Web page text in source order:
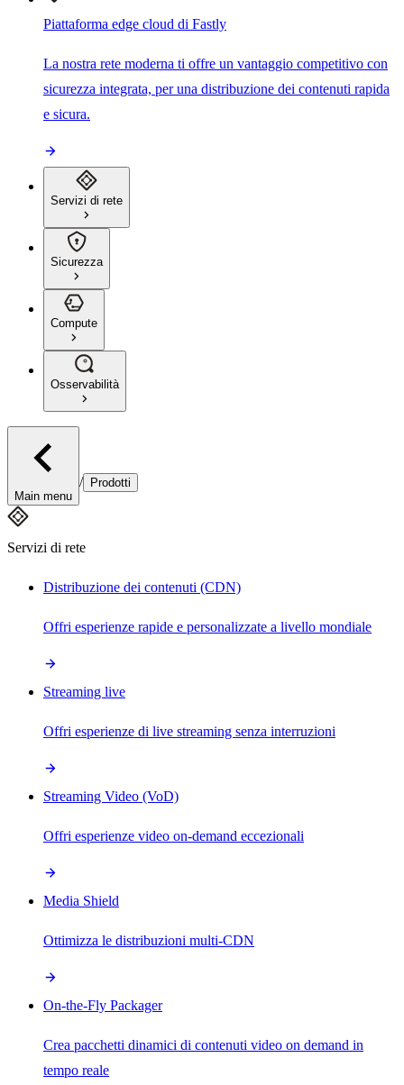
Piattaforma edge cloud di Fastly
La nostra rete moderna ti offre un vantaggio competitivo con
sicurezza integrata, per una distribuzione dei contenuti rapida
e sicura.
Servizi di rete
Sicurezza
Compute
Osservabilità
Main menu
/ Prodotti
Servizi di rete
Distribuzione dei contenuti (CDN)
Offri esperienze rapide e personalizzate a livello mondiale
Streaming live
Offri esperienze di live streaming senza interruzioni
Streaming Video (VoD)
Offri esperienze video on-demand eccezionali
Media Shield
Ottimizza le distribuzioni multi-CDN
On-the-Fly Packager
Crea pacchetti dinamici di contenuti video on demand in
tempo reale